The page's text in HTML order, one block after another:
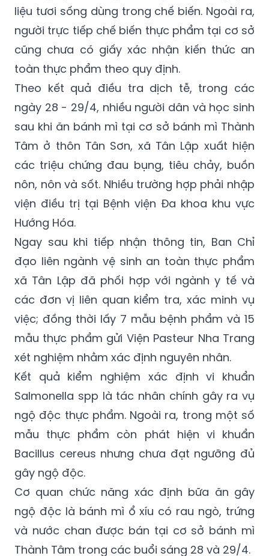
liệu tươi sống dùng trong chế biến. Ngoài ra,
người trực tiếp chế biến thực phẩm tại cơ sở
cũng chưa có giấy xác nhận kiến thức an
toàn thực phẩm theo quy định.
Theo kết quả điều tra dịch tễ, trong các
ngày 28 - 29/4, nhiều người dân và học sinh
sau khi ăn bánh mì tại cơ sở bánh mì Thành
Tâm ở thôn Tân Sơn, xã Tân Lập xuất hiện
các triệu chứng đau bụng, tiêu chảy, buồn
nôn, nôn và sốt. Nhiều trường hợp phải nhập
viện điều trị tại Bệnh viện Đa khoa khu vực
Hướng Hóa.
Ngay sau khi tiếp nhận thông tin, Ban Chỉ
đạo liên ngành vệ sinh an toàn thực phẩm
xã Tân Lập đã phối hợp với ngành y tế và
các đơn vị liên quan kiểm tra, xác minh vụ
việc; đồng thời lấy 7 mẫu bệnh phẩm và 15
mẫu thực phẩm gửi Viện Pasteur Nha Trang
xét nghiệm nhằm xác định nguyên nhân.
Kết quả kiểm nghiệm xác định vi khuẩn
Salmonella spp là tác nhân chính gây ra vụ
ngộ độc thực phẩm. Ngoài ra, trong một số
mẫu thực phẩm còn phát hiện vi khuẩn
Bacillus cereus nhưng chưa đạt ngưỡng đủ
gây ngộ độc.
Cơ quan chức năng xác định bữa ăn gây
ngộ độc là bánh mì ổ xíu có rau ngò, trứng
và nước chan được bán tại cơ sở bánh mì
Thành Tâm trong các buổi sáng 28 và 29/4.